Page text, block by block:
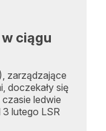
ciągu
zarządzające
doczekały się
ledwie
lutego LSR